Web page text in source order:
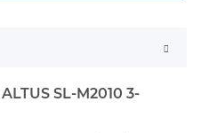
SL-M2010 3-